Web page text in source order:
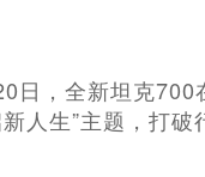
日，全新坦克
人生”主题，打